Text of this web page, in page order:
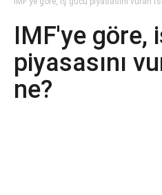
IMF'ye göre,
piyasasını
ne?